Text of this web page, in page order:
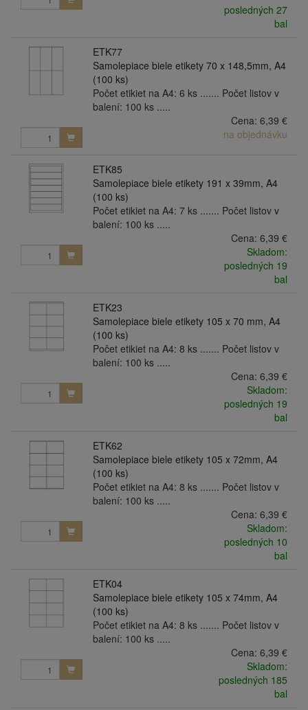
posledných 27
bal
ETK77
Samolepiace biele etikety 70 x 148,5mm, A4
(100 ks)
Počet etikiet na A4: 6 ks ....... Počet listov v
balení: 100 ks .....
Cena: 6,39 €
na objednávku
ETK85
Samolepiace biele etikety 191 x 39mm, A4
(100 ks)
Počet etikiet na A4: 7 ks ....... Počet listov v
balení: 100 ks .....
Cena: 6,39 €
Skladom:
posledných 19
bal
ETK23
Samolepiace biele etikety 105 x 70 mm, A4
(100 ks)
Počet etikiet na A4: 8 ks ....... Počet listov v
balení: 100 ks .....
Cena: 6,39 €
Skladom:
posledných 19
bal
ETK62
Samolepiace biele etikety 105 x 72mm, A4
(100 ks)
Počet etikiet na A4: 8 ks ....... Počet listov v
balení: 100 ks .....
Cena: 6,39 €
Skladom:
posledných 10
bal
ETK04
Samolepiace biele etikety 105 x 74mm, A4
(100 ks)
Počet etikiet na A4: 8 ks ....... Počet listov v
balení: 100 ks .....
Cena: 6,39 €
Skladom:
posledných 185
bal